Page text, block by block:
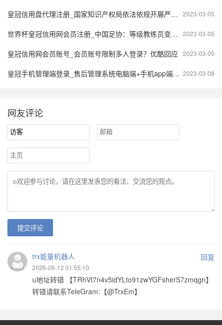
2023-03-05
皇冠信用盘代理注册_国家知识产权局依法依规开展严重违法失信行为惩戒工作
2023-03-05
世界杯皇冠信用网会员注册_中国足协：等级教练员变更注册协会，开放时间为2023年1月9日至1月31日
2023-03-05
皇冠信用网会员账号_会员账号限制多人登录？优酷回应
2023-03-08
皇冠手机管理端登录_售后管理系统电脑端+手机app端实现企业移动可视化工单管理「售意达」
网友评论
提交评论
trx能量机器人 回复
2026-06-12 01:55:10
u地址转错 【TRhVt7n4v5idYLto91zwYGFsherS7zmqgn】
转错请联系TeleGram:【@TrxEm】